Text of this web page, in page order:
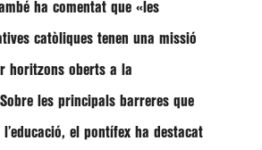
ha comentat que «les
catòliques tenen una missió
horitzons oberts a la
les principals barreres que
el pontífex ha destacat